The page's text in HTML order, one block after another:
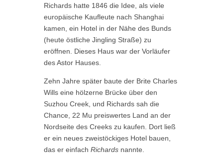
Richards hatte 1846 die Idee, als viele
europäische Kaufleute nach Shanghai
kamen, ein Hotel in der Nähe des Bunds
(heute östliche Jingling Straße) zu
eröffnen. Dieses Haus war der Vorläufer
des Astor Hauses.
Zehn Jahre später baute der Brite Charles
Wills eine hölzerne Brücke über den
Suzhou Creek, und Richards sah die
Chance, 22 Mu preiswertes Land an der
Nordseite des Creeks zu kaufen. Dort ließ
er ein neues zweistöckiges Hotel bauen,
das er einfach Richards nannte.